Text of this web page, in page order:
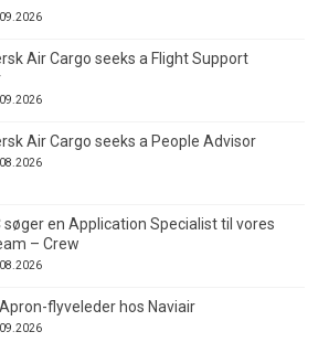
Air Cargo seeks a Flight Support
Air Cargo seeks a People Advisor
søger en Application Specialist til vores
– Crew
flyveleder hos Naviair